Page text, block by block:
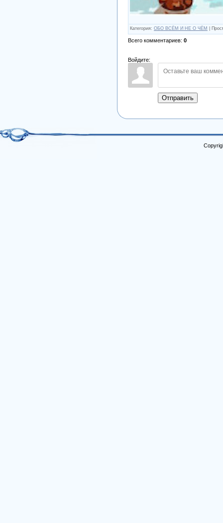
Категория: ОБО ВСЁМ И НЕ О ЧЁМ
Всего комментариев: 0
Войдите:
Отправить